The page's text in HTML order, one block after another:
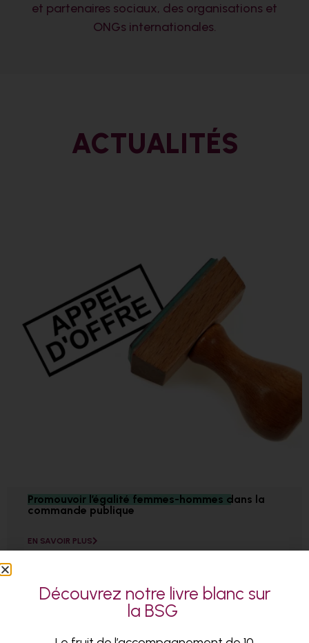
et partenaires sociaux, des organisations et
ONGs internationales.
ACTUALITÉS
Promouvoir l’égalité femmes-hommes dans la
commande publique
EN SAVOIR PLUS
Découvrez notre livre blanc sur
la BSG